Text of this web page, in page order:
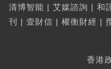
清博智能 | 艾媒諮詢 | 和
刊
| 壹財信 | 權衡財經 |
香港